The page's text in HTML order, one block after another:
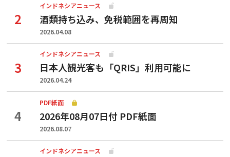
インドネシアニュース
酒類持ち込み、免税範囲を再周知
2026.04.08
インドネシアニュース
日本人観光客も「QRIS」利用可能に
2026.04.24
PDF紙面
2026年08月07日付 PDF紙面
2026.08.07
インドネシアニュース